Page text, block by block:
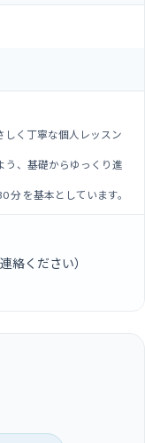
く丁寧な個人レッスン
、基礎からゆっくり進
分 を基本としています。
絡ください）